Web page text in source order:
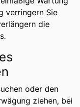
verringern Sie
die
oder den
ziehen, bei